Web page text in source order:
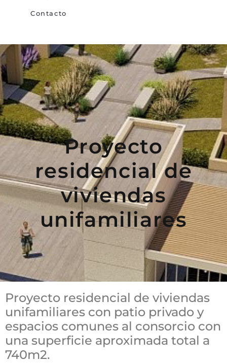
Contacto
Proyecto
residencial de
viviendas
unifamiliares
Proyecto residencial de viviendas
unifamiliares con patio privado y
espacios comunes al consorcio con
una superficie aproximada total a
740m2.